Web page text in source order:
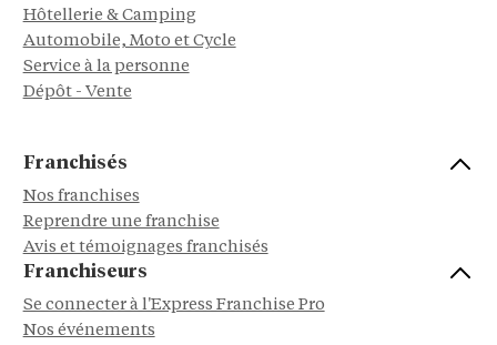
Hôtellerie & Camping
Automobile, Moto et Cycle
Service à la personne
Dépôt - Vente
Franchisés
Nos franchises
Reprendre une franchise
Avis et témoignages franchisés
Franchiseurs
Se connecter à l'Express Franchise Pro
Nos événements